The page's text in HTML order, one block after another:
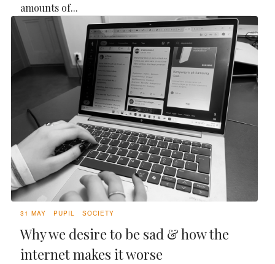
amounts of...
31 MAY PUPIL SOCIETY
Why we desire to be sad & how the
internet makes it worse